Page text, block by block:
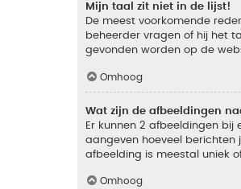
Mijn taal zit niet in de lijst!
De meest voorkomende
beheerder vragen of hij het
gevonden worden op de
Omhoog
Wat zijn de afbeeldingen
Er kunnen 2 afbeeldingen
aangeven hoeveel berichten
afbeelding is meestal uniek
Omhoog